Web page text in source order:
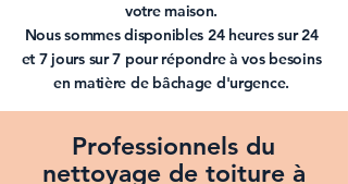
votre maison.
Nous sommes disponibles 24 heures sur 24
et 7 jours sur 7 pour répondre à vos besoins
en matière de bâchage d'urgence.
Professionnels du
nettoyage de toiture à